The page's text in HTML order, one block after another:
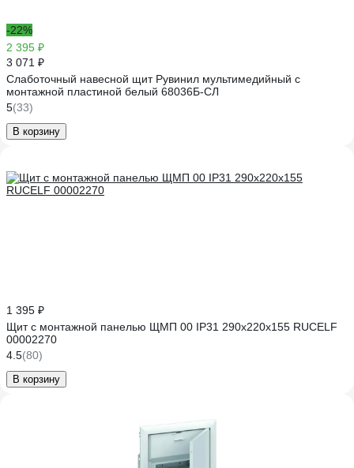
-22%
2 395 ₽
3 071 ₽
Слаботочный навесной щит Рувинил мультимедийный с
монтажной пластиной белый 68036Б-СЛ
5(33)
В корзину
1 395 ₽
Щит с монтажной панелью ЩМП 00 IP31 290х220х155 RUCELF
00002270
4.5(80)
В корзину